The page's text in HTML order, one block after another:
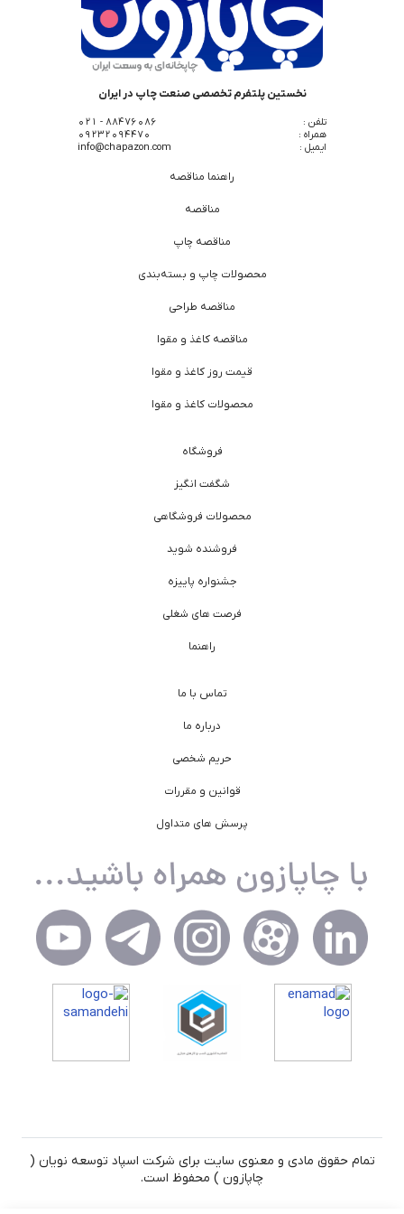
نخستین پلتفرم تخصصی صنعت چاپ در ایران
تلفن :
88476086 - 021
همراه :
09232094470
ایمیل :
info@chapazon.com
راهنما مناقصه
مناقصه
مناقصه چاپ
محصولات چاپ و بسته‌بندی
مناقصه طراحی
مناقصه کاغذ و مقوا
قیمت روز کاغذ و مقوا
محصولات کاغذ و مقوا
فروشگاه
شگفت انگیز
محصولات فروشگاهی
فروشنده شوید
جشنواره پاییزه
فرصت های شغلی
راهنما
تماس با ما
درباره ما
حریم شخصی
قوانین و مقررات
پرسش های متداول
تمام حقوق مادی و معنوی سایت برای شرکت اسپاد توسعه نویان (
چاپازون ) محفوظ است.